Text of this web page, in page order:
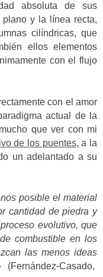
absoluta de sus
y la línea recta,
cilíndricas, que
ellos elementos
con el flujo
con el amor
actual de la
que ver con mi
de los puentes, a la
un adelantado a su
posible el material
cantidad de piedra y
evolutivo, que
combustible en los
las menos ideas
(Fernández-Casado,